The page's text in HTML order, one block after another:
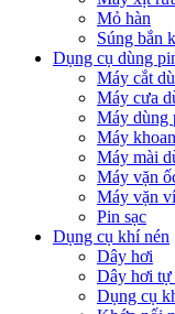
Mỏ hàn
Súng bắn
Dụng cụ dùng
Máy cắt
Máy cưa
Máy dùng
Máy
Máy mài
Máy vặn
Máy vặn
Pin sạc
Dụng cụ khí nén
Dây hơi
Dây hơi tự
Dụng cụ